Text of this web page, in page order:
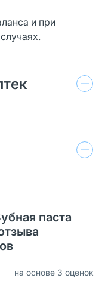
и при
паста
на основе 3 оценок